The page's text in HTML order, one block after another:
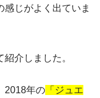
じがよく出ていま
介しました。
2018年の 「ジュエ